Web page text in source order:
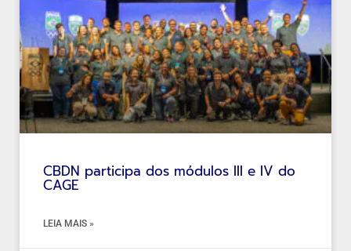
CBDN participa dos módulos III e IV do
CAGE
LEIA MAIS »